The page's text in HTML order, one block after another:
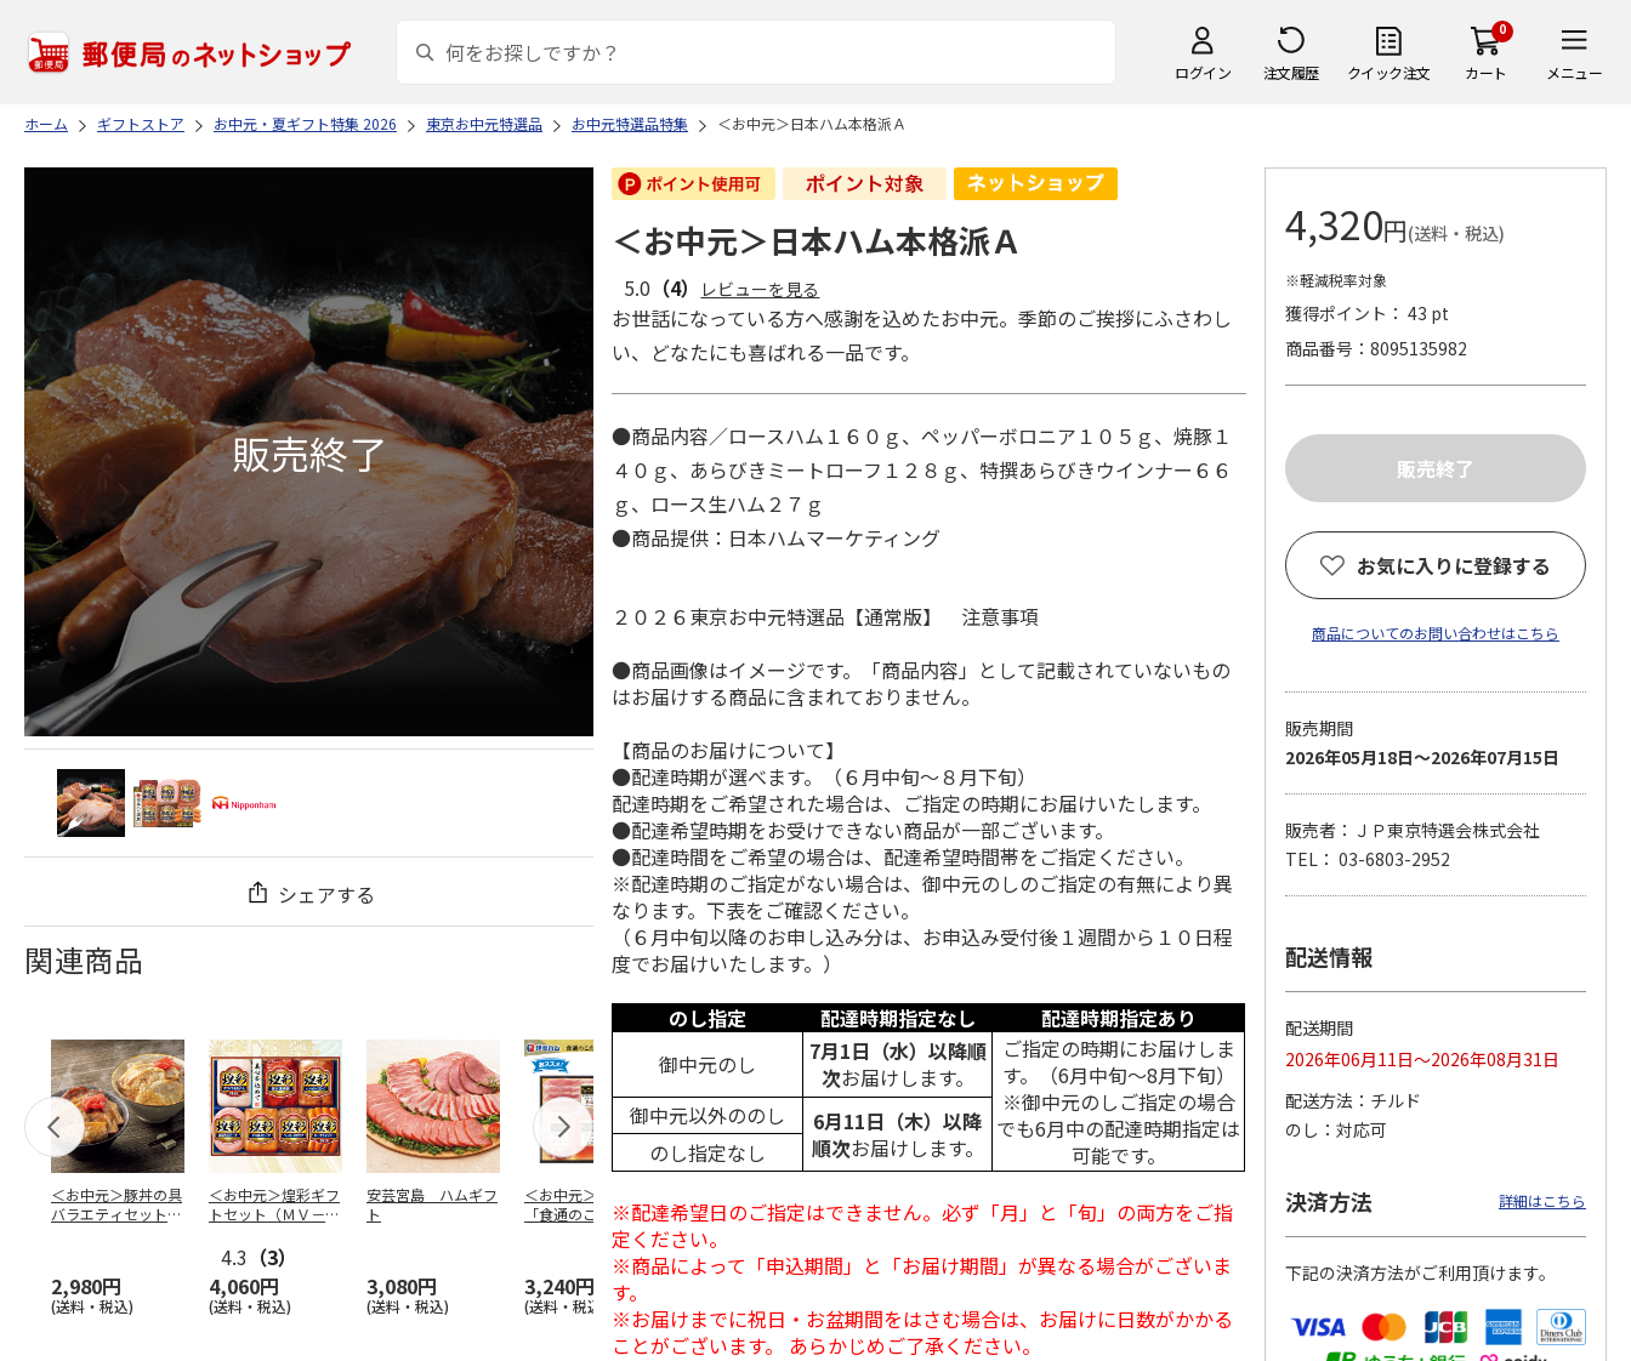
ログイン 注文履歴 クイック注文
0
カート メニュー
ホーム ギフトストア お中元・夏ギフト特集 2026 東京お中元特選品 お中元特選品特集 ＜お中元＞日本ハム本格派Ａ
シェアする
関連商品
＜お中元＞豚丼の具
バラエティセット
2,980円
(送料・税込)
＜お中元＞煌彩ギフ
トセット（ＭＶ－５
4.3 （3）
4,060円
(送料・税込)
安芸宮島 ハムギフ
ト
3,080円
(送料・税込)
＜お中元＞伊藤ハム
「食通のこだわり」
バラエティセット
3,240円
(送料・税込)
ム ハム・ロースト
ビーフバラエティ詰
合せ（
(送料・税込)
「伝承の響」詰合せ
(送料・税込)
バラエティセット
3,900円
＜お中元＞【冷凍】
６種類のお肉ソムリ
(送料・税込)
＜お中元＞ケーファ
ー 生ハム・サラミ
セット（東日本版）
4,220円
＜お中元＞ケーファ
ー 生ハム・サラミ
セット（東日本版）
5,840円
(送料・税込)
＜お中元＞日本ハム本格派Ａ
5.0 （4） レビューを見る
お世話になっている方へ感謝を込めたお中元。季節のご挨拶にふさわし
い、どなたにも喜ばれる一品です。
●商品内容／ロースハム１６０ｇ、ペッパーボロニア１０５ｇ、焼豚１
４０ｇ、あらびきミートローフ１２８ｇ、特撰あらびきウインナー６６
ｇ、ロース生ハム２７ｇ
●商品提供：日本ハムマーケティング
２０２６東京お中元特選品【通常版】 注意事項
●商品画像はイメージです。「商品内容」として記載されていないもの
はお届けする商品に含まれておりません。
【商品のお届けについて】
●配達時期が選べます。（６月中旬～８月下旬）
配達時期をご希望された場合は、ご指定の時期にお届けいたします。
●配達希望時期をお受けできない商品が一部ございます。
●配達時間をご希望の場合は、配達希望時間帯をご指定ください。
※配達時期のご指定がない場合は、御中元のしのご指定の有無により異
なります。下表をご確認ください。
（６月中旬以降のお申し込み分は、お申込み受付後１週間から１０日程
度でお届けいたします。）
のし指定
配達時期指定なし
配達時期指定あり
御中元のし
7月1日（水）以降順
次お届けします。
ご指定の時期にお届けしま
す。（6月中旬～8月下旬）
※御中元のしご指定の場合
でも6月中の配達時期指定は
可能です。
御中元以外ののし
6月11日（木）以降
順次お届けします。
のし指定なし
※配達希望日のご指定はできません。必ず「月」と「旬」の両方をご指
定ください。
※商品によって「申込期間」と「お届け期間」が異なる場合がございま
す。
※お届けまでに祝日・お盆期間をはさむ場合は、お届けに日数がかかる
ことがございます。 あらかじめご了承ください。
4,320円(送料・税込)
※軽減税率対象
獲得ポイント： 43 pt
商品番号
8095135982
お気に入りに登録する
商品についてのお問い合わせはこちら
販売期間
2026年05月18日～2026年07月15日
販売者：ＪＰ東京特選会株式会社
TEL： 03-6803-2952
配送情報
配送期間
2026年06月11日～2026年08月31日
配送方法
チルド
のし
対応可
決済方法 詳細はこちら
下記の決済方法がご利用頂けます。